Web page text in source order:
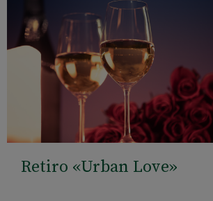
Retiro «Urban Love»